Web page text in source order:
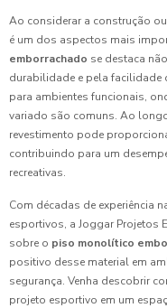
Ao considerar a construção
é um dos aspectos mais
emborrachado se destaca
durabilidade e pela facilidade
para ambientes funcionais,
variado são comuns. Ao
revestimento pode
contribuindo para um
recreativas.
Com décadas de experiência
esportivos, a Joggar Projetos
sobre o piso monolítico
positivo desse material em
segurança. Venha descobrir
projeto esportivo em um